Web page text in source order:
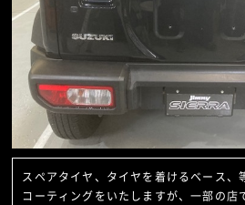
スペアタイヤ、タイヤを着けるベース、
コーティングをいたしますが、一部の店